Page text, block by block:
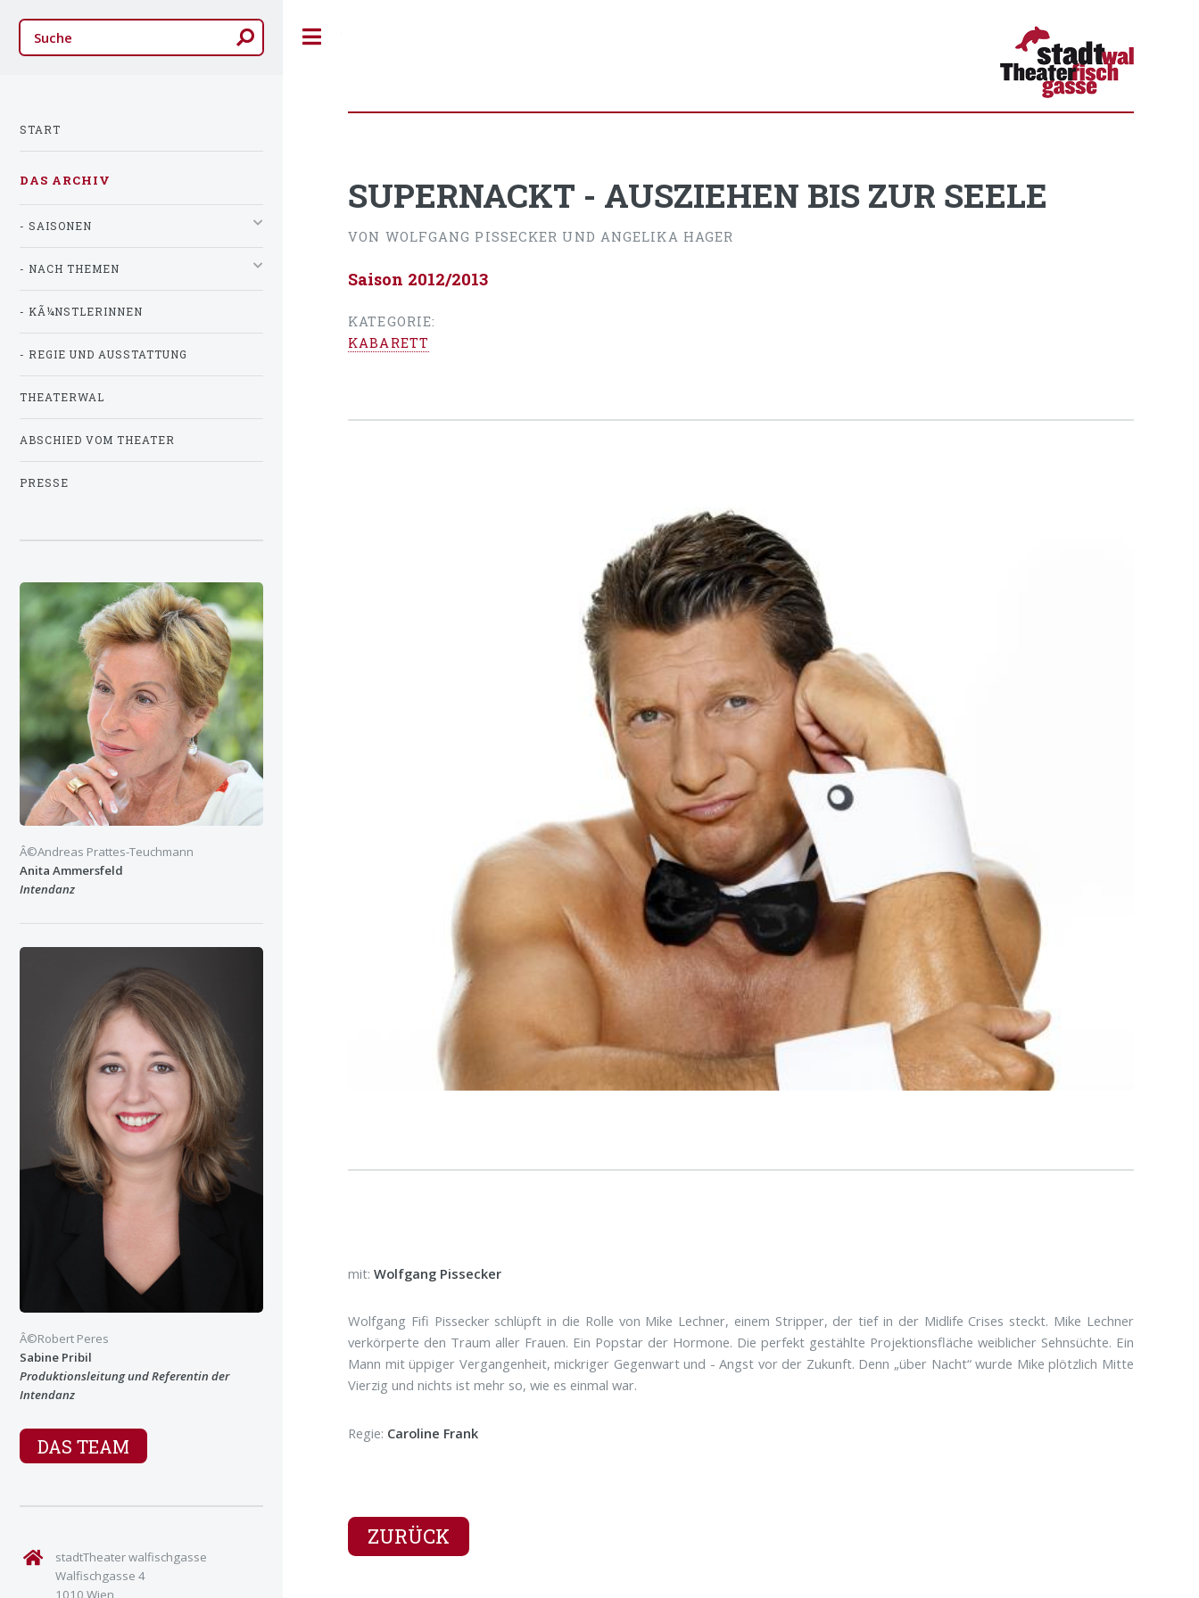
SUPERNACKT - AUSZIEHEN BIS ZUR SEELE
VON WOLFGANG PISSECKER UND ANGELIKA HAGER
Saison 2012/2013
KATEGORIE:
KABARETT
mit:Wolfgang Pissecker
Wolfgang Fifi Pissecker schlüpft in die Rolle von Mike Lechner, einem Stripper, der tief in der Midlife Crises steckt. Mike Lechner
verkörperte den Traum aller Frauen. Ein Popstar der Hormone. Die perfekt gestählte Projektionsfläche weiblicher Sehnsüchte. Ein
Mann mit üppiger Vergangenheit, mickriger Gegenwart und - Angst vor der Zukunft. Denn „über Nacht“ wurde Mike plötzlich Mitte
Vierzig und nichts ist mehr so, wie es einmal war.
Regie: Caroline Frank
ZURÜCK
START
DAS ARCHIV
- SAISONEN
- NACH THEMEN
- KÃ¼NSTLERINNEN
- REGIE UND AUSSTATTUNG
THEATERWAL
ABSCHIED VOM THEATER
PRESSE
Â©Andreas Prattes-Teuchmann
Anita Ammersfeld
Intendanz
Â©Robert Peres
Sabine Pribil
Produktionsleitung und Referentin der
Intendanz
DAS TEAM
stadtTheater walfischgasse
Walfischgasse 4
1010 Wien
Toggle